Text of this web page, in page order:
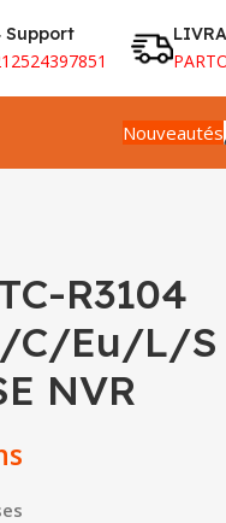
Support
Nouveautés
R3104
Eu/L/S
NVR